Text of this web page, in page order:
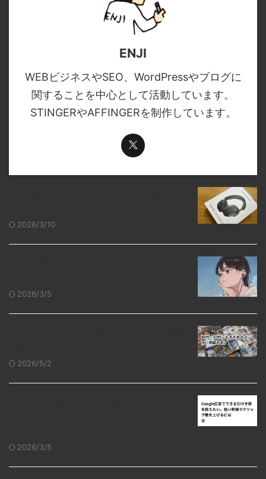
ENJI
WEBビジネスやSEO、WordPressやブログに
関することを中心として活動しています。
STINGERやAFFINGERを制作しています。
2026/3/10
2026/3/5
2026/5/2
2026/3/5